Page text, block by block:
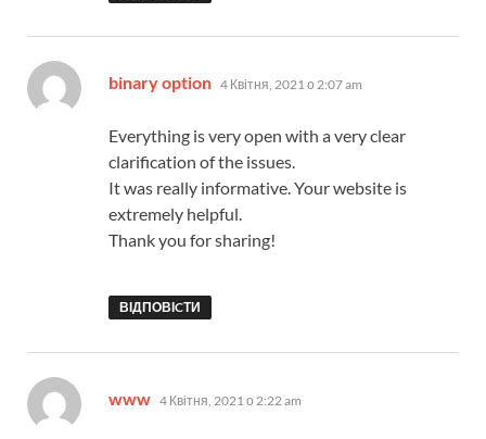
binary option 4 Квітня, 2021 о 2:07 am
Everything is very open with a very clear
clarification of the issues.
It was really informative. Your website is
extremely helpful.
Thank you for sharing!
ВІДПОВІCТИ
www 4 Квітня, 2021 о 2:22 am